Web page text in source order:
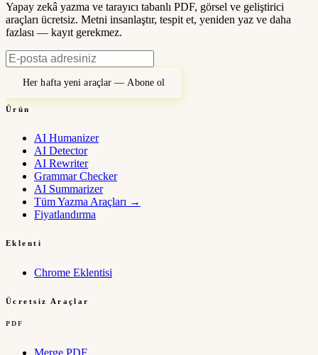
Yapay zekâ yazma ve tarayıcı tabanlı PDF, görsel ve geliştirici
araçları ücretsiz. Metni insanlaştır, tespit et, yeniden yaz ve daha
fazlası — kayıt gerekmez.
Her hafta yeni araçlar — Abone ol
Ürün
AI Humanizer
AI Detector
AI Rewriter
Grammar Checker
AI Summarizer
Tüm Yazma Araçları →
Fiyatlandırma
Eklenti
Chrome Eklentisi
Ücretsiz Araçlar
PDF
Merge PDF